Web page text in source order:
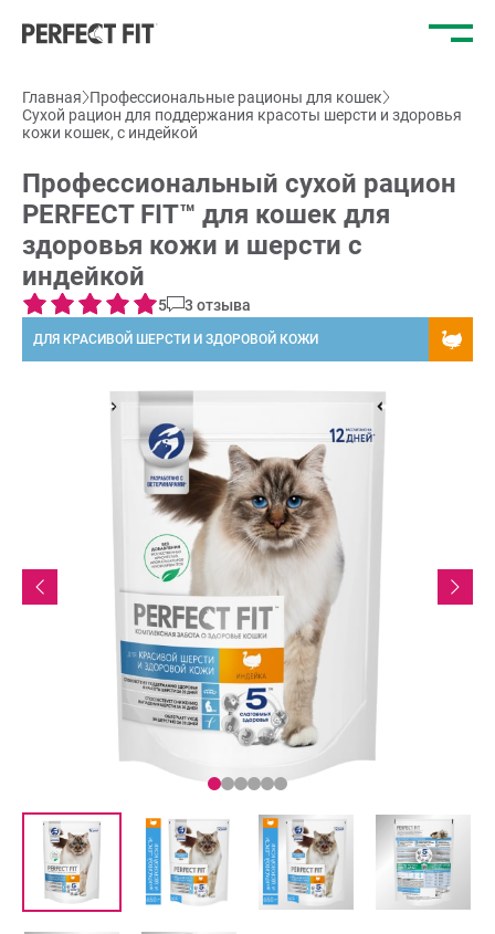
Главная Профессиональные рационы для кошек
Сухой рацион для поддержания красоты шерсти и здоровья
кожи кошек, с индейкой
Профессиональный сухой рацион
PERFECT FIT™ для кошек для
здоровья кожи и шерсти с
индейкой
5 3 отзыва
ДЛЯ КРАСИВОЙ ШЕРСТИ И ЗДОРОВОЙ КОЖИ